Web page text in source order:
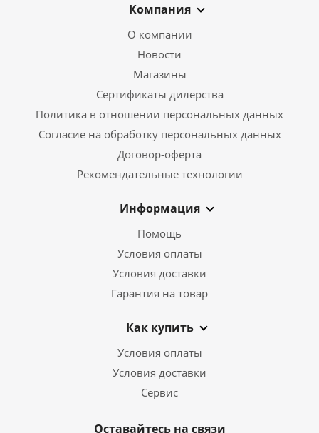
Компания
О компании
Новости
Магазины
Сертификаты дилерства
Политика в отношении персональных данных
Согласие на обработку персональных данных
Договор-оферта
Рекомендательные технологии
Информация
Помощь
Условия оплаты
Условия доставки
Гарантия на товар
Как купить
Условия оплаты
Условия доставки
Сервис
Оставайтесь на связи